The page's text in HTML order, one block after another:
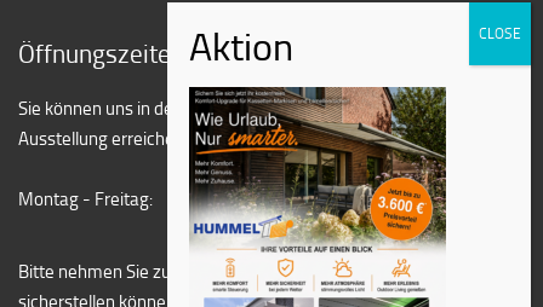
Öffnungszeiten
Sie können uns in der Regel zu folgenden Zeiten in unserer
Ausstellung erreichen:
Montag - Freitag:
07:30 - 12:00 Uhr
13:00 - 16:30 Uhr
Bitte nehmen Sie zuvor kurz Kontakt mit uns auf, damit wir
sicherstellen können, dass zu diesem Zeitpunkt nicht alle